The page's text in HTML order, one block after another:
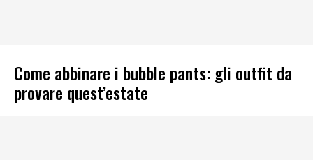
Come abbinare i bubble pants: gli outfit da
provare quest’estate